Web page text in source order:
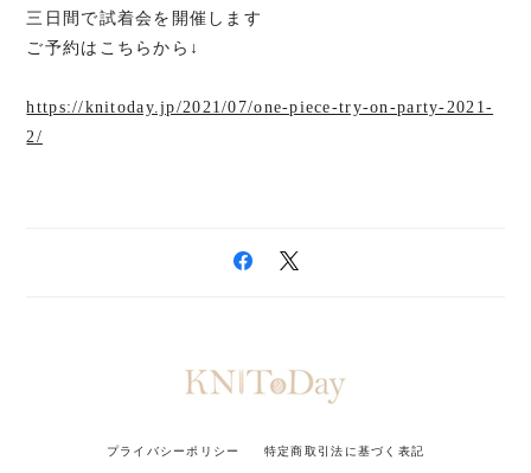
三日間で試着会を開催します
ご予約はこちらから↓
https://knitoday.jp/2021/07/one-piece-try-on-party-2021-
2/
プライバシーポリシー 特定商取引法に基づく表記